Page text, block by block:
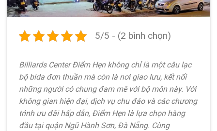
5/5 - (2 bình chọn)
Billiards Center Điểm Hẹn không chỉ là một câu lạc
bộ bida đơn thuần mà còn là nơi giao lưu, kết nối
những người có chung đam mê với bộ môn này. Với
không gian hiện đại, dịch vụ chu đáo và các chương
trình ưu đãi hấp dẫn, Điểm Hẹn là lựa chọn hàng
đầu tại quận Ngũ Hành Sơn, Đà Nẵng. Cùng